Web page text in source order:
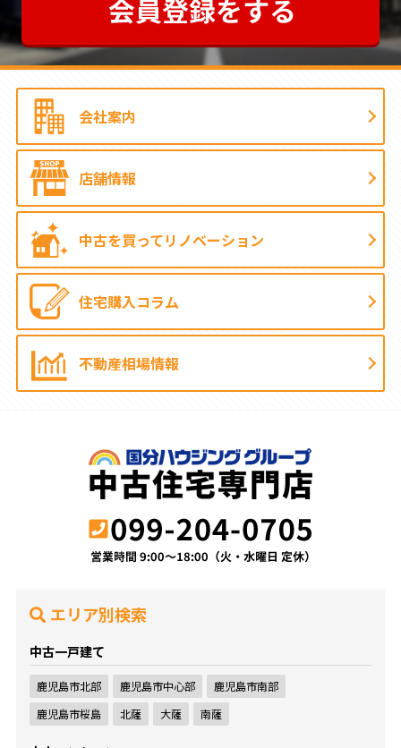
会社案内
店舗情報
中古を買ってリノベーション
住宅購入コラム
不動産相場情報
エリア別検索
中古一戸建て
鹿児島市北部 鹿児島市中心部
鹿児島市南部
鹿児島市桜島
北薩 大薩 南薩